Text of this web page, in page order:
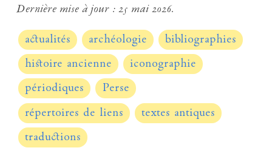
Dernière mise à jour :25 mai 2026.
actualités archéologie
bibliographies
histoire ancienne
iconographie
périodiques
Perse
répertoires de liens
textes antiques
traductions